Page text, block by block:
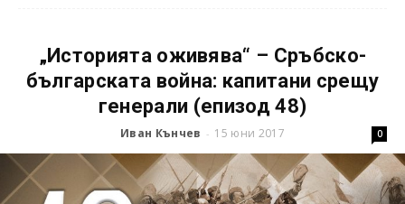
„Историята оживява“ – Сръбско-
българската война: капитани срещу
генерали (епизод 48)
Иван Кънчев - 15 юни 2017 0